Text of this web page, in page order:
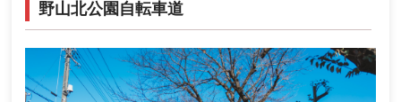
野山北公園自転車道